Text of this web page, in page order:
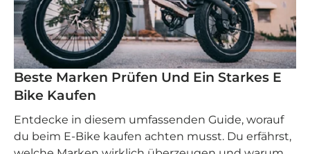
Beste Marken Prüfen Und Ein Starkes E
Bike Kaufen
Entdecke in diesem umfassenden Guide, worauf
du beim E-Bike kaufen achten musst. Du erfährst,